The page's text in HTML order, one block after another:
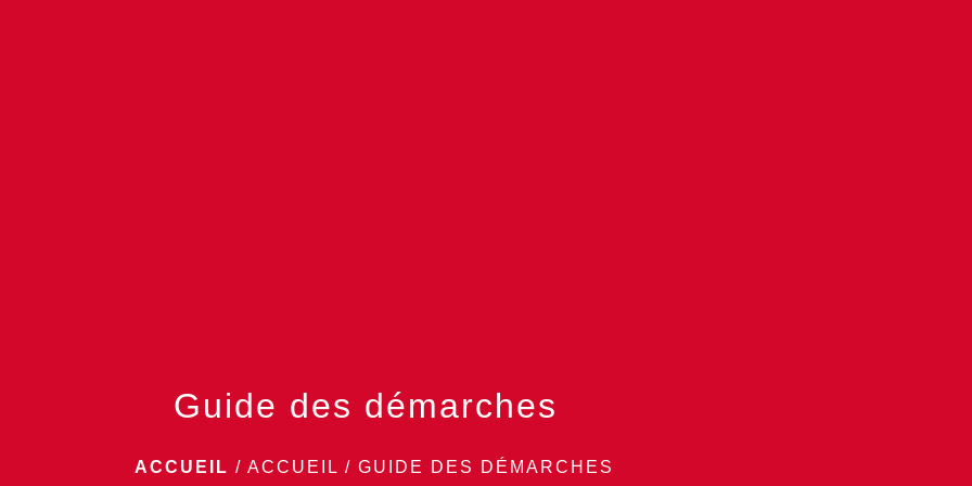
Guide des démarches
ACCUEIL / ACCUEIL / GUIDE DES DÉMARCHES